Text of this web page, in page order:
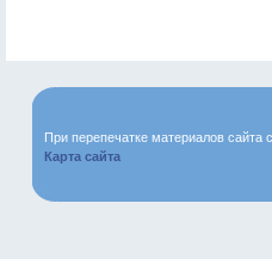
При перепечатке материалов сайта
Карта сайта